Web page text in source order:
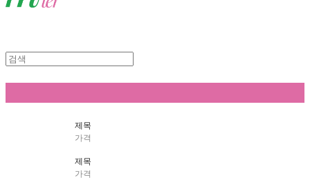
제목
가격
제목
가격